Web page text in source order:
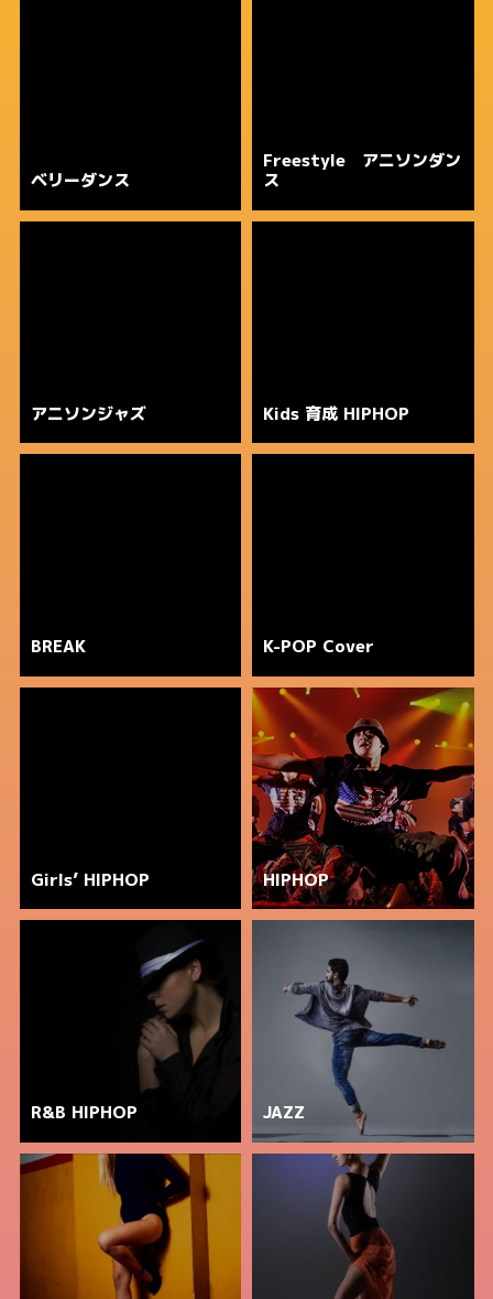
ベリーダンス
Freestyle アニソンダン
ス
アニソンジャズ Kids 育成 HIPHOP
BREAK K-POP Cover
Girls’ HIPHOP HIPHOP
R&B HIPHOP JAZZ